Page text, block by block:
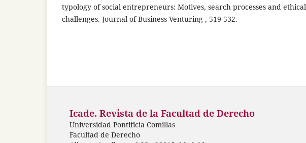
typology of social entrepreneurs: Motives, search processes and ethical
challenges. Journal of Business Venturing , 519-532.
Icade. Revista de la Facultad de Derecho
Universidad Pontificia Comillas
Facultad de Derecho